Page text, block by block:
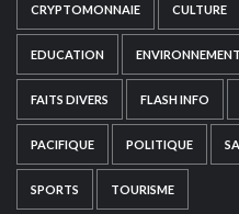
CRYPTOMONNAIE CULTURE
EDUCATION ENVIRONNEMENT
FAITS DIVERS FLASH INFO
PACIFIQUE POLITIQUE
SPORTS TOURISME